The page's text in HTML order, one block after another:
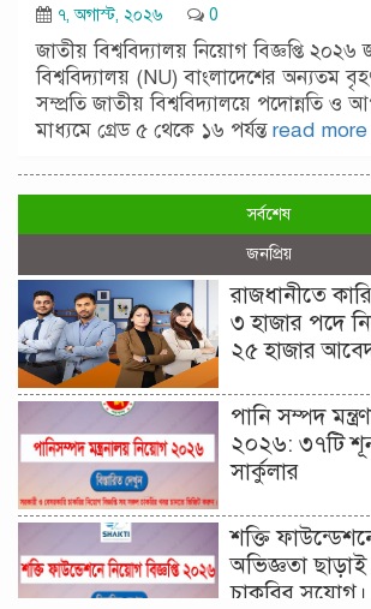
৭, অগাস্ট, ২০২৬
0
জাতীয় বিশ্ববিদ্যালয় নিয়োগ বিজ্ঞপ্তি ২০২৬
বিশ্ববিদ্যালয় (NU) বাংলাদেশের অন্যতম বৃহৎ
সম্প্রতি জাতীয় বিশ্ববিদ্যালয়ে পদোন্নতি ও
মাধ্যমে গ্রেড ৫ থেকে ১৬ পর্যন্তread more
সর্বশেষ
জনপ্রিয়
রাজধানীতে
৩ হাজার পদে
২৫ হাজার
পানি সম্পদ
২০২৬: ৩৭টি
সার্কুলার
শক্তি
অভিজ্ঞতা
চাকরির সুযোগ।